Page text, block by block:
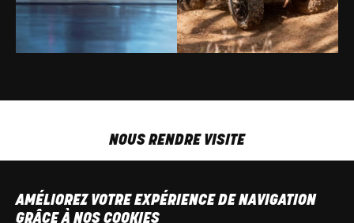
NOUS RENDRE VISITE
SAM9h00 - 13h30
T+32 64 700 970
AMÉLIOREZ VOTRE EXPÉRIENCE DE NAVIGATION
GRÂCE À NOS COOKIES